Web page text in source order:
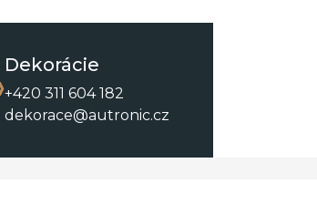
Dekorácie
+420 311 604 182
dekorace@autronic.cz